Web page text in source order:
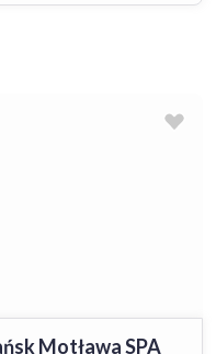
Motława SPA